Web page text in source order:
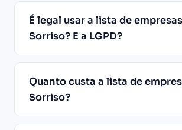
É legal usar a lista de
Sorriso? E a LGPD?
Quanto custa a lista de
Sorriso?